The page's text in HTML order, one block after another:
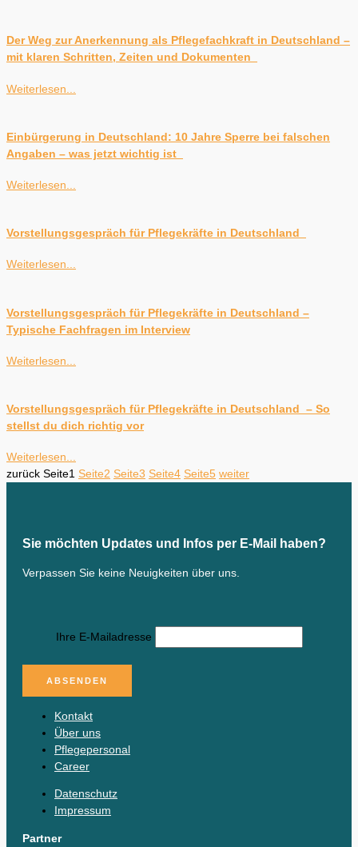
Der Weg zur Anerkennung als Pflegefachkraft in Deutschland –
mit klaren Schritten, Zeiten und Dokumenten
Weiterlesen...
Einbürgerung in Deutschland: 10 Jahre Sperre bei falschen
Angaben – was jetzt wichtig ist
Weiterlesen...
Vorstellungsgespräch für Pflegekräfte in Deutschland
Weiterlesen...
Vorstellungsgespräch für Pflegekräfte in Deutschland –
Typische Fachfragen im Interview
Weiterlesen...
Vorstellungsgespräch für Pflegekräfte in Deutschland – So
stellst du dich richtig vor
Weiterlesen...
zurück Seite1 Seite2 Seite3 Seite4 Seite5 weiter
Sie möchten Updates und Infos per E-Mail haben?
Verpassen Sie keine Neuigkeiten über uns.
Ihre E-Mailadresse
Kontakt
Über uns
Pflegepersonal
Career
Datenschutz
Impressum
Partner